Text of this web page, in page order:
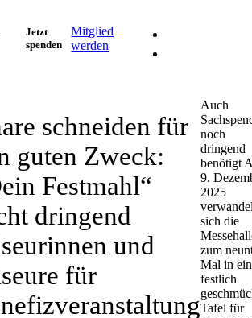
Jetzt
spenden
Mitglied
werden
schneiden für
guten Zweck:
Festmahl“
dringend
und
für
Auch
noch
dringend
benötigt
9.
2025
sich die
zum
Mal in
festlich
Tafel für